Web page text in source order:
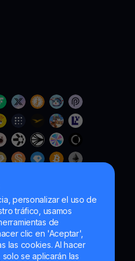
personalizar el uso de
tráfico, usamos
de
clic en 'Aceptar',
las cookies. Al hacer
se aplicarán las